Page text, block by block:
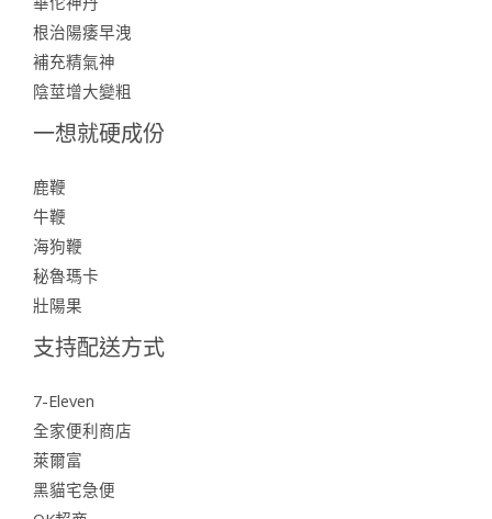
根治陽痿早洩
補充精氣神
陰莖增大變粗
一想就硬成份
鹿鞭
牛鞭
海狗鞭
秘魯瑪卡
壯陽果
支持配送方式
7-Eleven
全家便利商店
萊爾富
黑貓宅急便